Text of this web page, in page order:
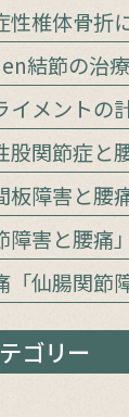
結節の治療
メントの計
関節症と腰
障害と腰痛
害と腰痛」
ゴリー